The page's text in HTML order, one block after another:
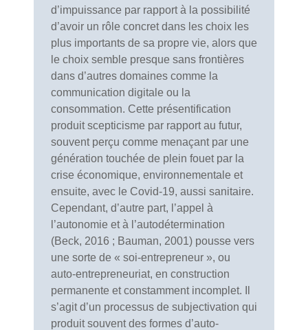
d’impuissance par rapport à la possibilité
d’avoir un rôle concret dans les choix les
plus importants de sa propre vie, alors que
le choix semble presque sans frontières
dans d’autres domaines comme la
communication digitale ou la
consommation. Cette présentification
produit scepticisme par rapport au futur,
souvent perçu comme menaçant par une
génération touchée de plein fouet par la
crise économique, environnementale et
ensuite, avec le Covid-19, aussi sanitaire.
Cependant, d’autre part, l’appel à
l’autonomie et à l’autodétermination
(Beck, 2016 ; Bauman, 2001) pousse vers
une sorte de « soi-entrepreneur », ou
auto-entrepreneuriat, en construction
permanente et constamment incomplet. Il
s’agit d’un processus de subjectivation qui
produit souvent des formes d’auto-